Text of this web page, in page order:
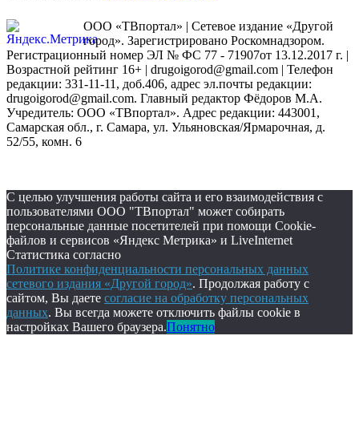
ООО «ТВпортал» | Сетевое издание «Другой
город». Зарегистрировано Роскомнадзором.
Регистрационный номер ЭЛ № ФС 77 - 71907от 13.12.2017 г. |
Возрастной рейтинг 16+ | drugoigorod@gmail.com | Телефон
редакции: 331-11-11, доб.406, адрес эл.почты редакции:
drugoigorod@gmail.com. Главный редактор Фёдоров М.А.
Учредитель: ООО «ТВпортал». Адрес редакции: 443001,
Самарская обл., г. Самара, ул. Ульяновская/Ярмарочная, д.
52/55, комн. 6
С целью улучшения работы сайта и его взаимодействия с
пользователями ООО "ТВпортал" может собирать
персональные данные посетителей при помощи Cookie-
файлов и сервисов «Яндекс Метрика» и LiveInternet
Статистика согласно
Политике конфиденциальности персональных данных
сетевого издания «Другой город». Продолжая работу с
сайтом, Вы даете согласие на обработку персональных
данных. Вы всегда можете отключить файлы cookie в
настройках Вашего браузера.Понятно